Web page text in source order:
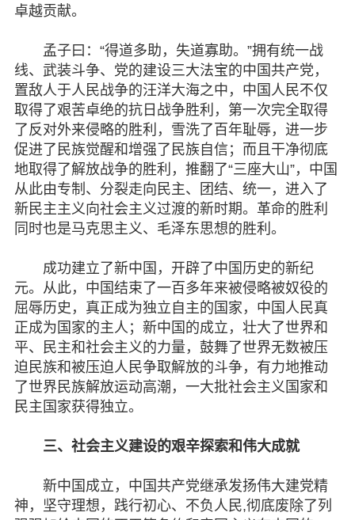
卓越贡献。
孟子曰：“得道多助，失道寡助。”拥有统一战
线、武装斗争、党的建设三大法宝的中国共产党，
置敌人于人民战争的汪洋大海之中，中国人民不仅
取得了艰苦卓绝的抗日战争胜利，第一次完全取得
了反对外来侵略的胜利，雪洗了百年耻辱，进一步
促进了民族觉醒和增强了民族自信；而且干净彻底
地取得了解放战争的胜利，推翻了“三座大山”，中国
从此由专制、分裂走向民主、团结、统一，进入了
新民主主义向社会主义过渡的新时期。革命的胜利
同时也是马克思主义、毛泽东思想的胜利。
成功建立了新中国，开辟了中国历史的新纪
元。从此，中国结束了一百多年来被侵略被奴役的
屈辱历史，真正成为独立自主的国家，中国人民真
正成为国家的主人；新中国的成立，壮大了世界和
平、民主和社会主义的力量，鼓舞了世界无数被压
迫民族和被压迫人民争取解放的斗争，有力地推动
了世界民族解放运动高潮，一大批社会主义国家和
民主国家获得独立。
三、社会主义建设的艰辛探索和伟大成就
新中国成立，中国共产党继承发扬伟大建党精
神，坚守理想，践行初心、不负人民,彻底废除了列